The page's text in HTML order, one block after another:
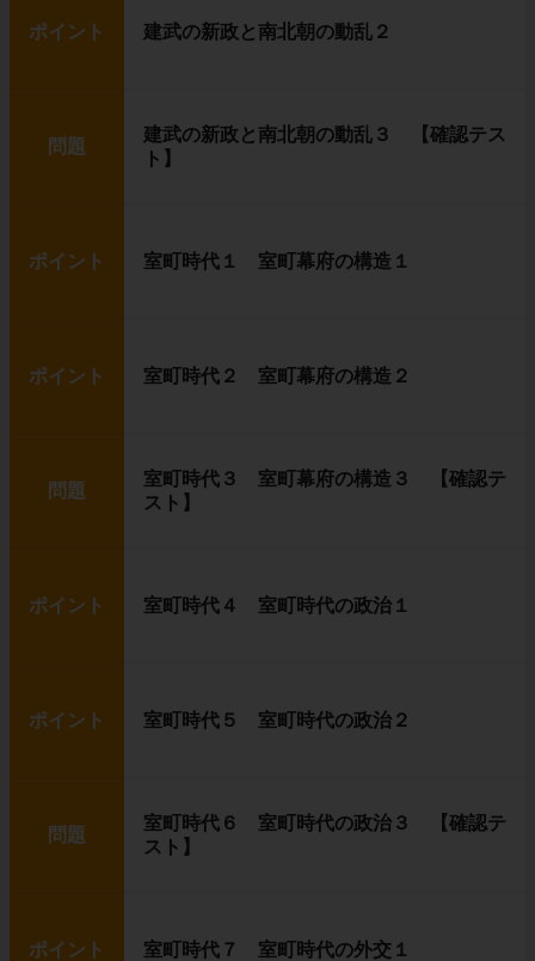
ポイント 建武の新政と南北朝の動乱２
問題
建武の新政と南北朝の動乱３ 【確認テス
ト】
ポイント 室町時代１ 室町幕府の構造１
ポイント 室町時代２ 室町幕府の構造２
問題
室町時代３ 室町幕府の構造３ 【確認テ
スト】
ポイント 室町時代４ 室町時代の政治１
ポイント 室町時代５ 室町時代の政治２
問題
室町時代６ 室町時代の政治３ 【確認テ
スト】
ポイント 室町時代７ 室町時代の外交１